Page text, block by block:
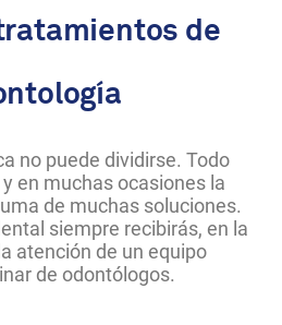
de
no puede dividirse. Todo
en muchas ocasiones la
de muchas soluciones.
siempre recibirás, en la
atención de un equipo
de odontólogos.